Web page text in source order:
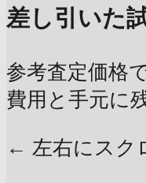
差し引いた試
参考査定価格
費用と手元に
← 左右にスク